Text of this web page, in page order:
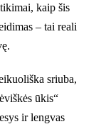
kaip šis
– tai reali
sriuba,
ūkis“
ir lengvas